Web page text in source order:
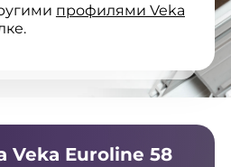
профилями Veka
Veka Euroline 58